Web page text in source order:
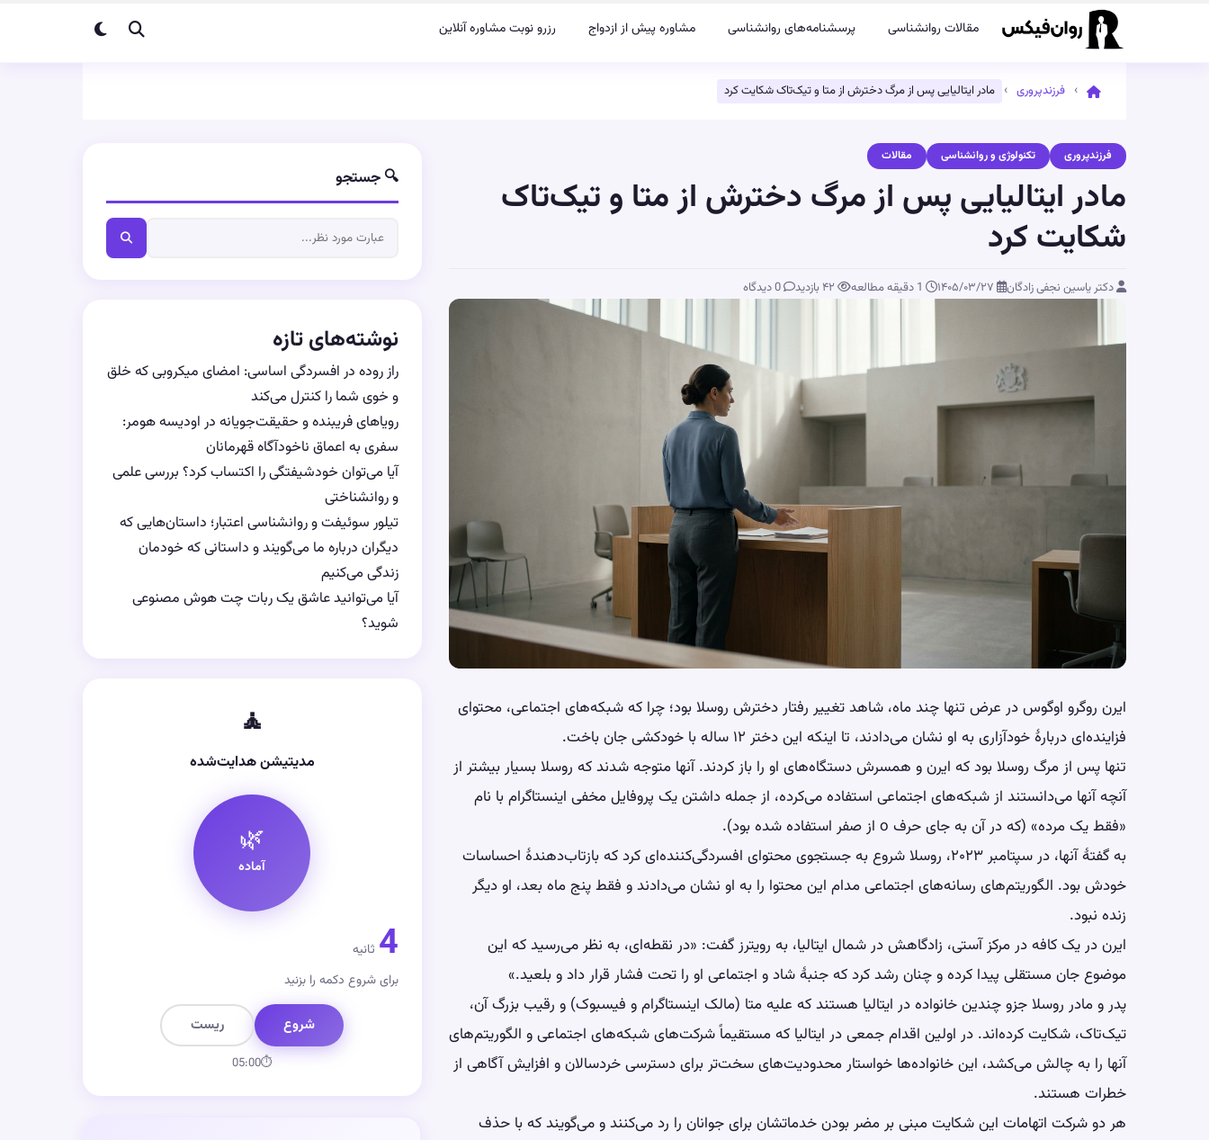
مقالات روانشناسی پرسشنامه‌های روانشناسی مشاوره پیش از ازدواج رزرو نوبت مشاوره آنلاین
› فرزندپروری › مادر ایتالیایی پس از مرگ دخترش از متا و تیک‌تاک شکایت کرد
فرزندپروری تکنولوژی و روانشناسی مقالات
مادر ایتالیایی پس از مرگ دخترش از متا و تیک‌تاک
شکایت کرد
دکتر یاسین نجفی زادگان ۴۲ بازدید
ایرن روگرو اوگوس در عرض تنها چند ماه، شاهد تغییر رفتار دخترش روسلا بود؛ چرا که شبکه‌های اجتماعی، محتوای
فزاینده‌ای دربارهٔ خودآزاری به او نشان می‌دادند، تا اینکه این دختر ۱۲ ساله با خودکشی جان باخت.
تنها پس از مرگ روسلا بود که ایرن و همسرش دستگاه‌های او را باز کردند. آنها متوجه شدند که روسلا بسیار بیشتر از
آنچه آنها می‌دانستند از شبکه‌های اجتماعی استفاده می‌کرده، از جمله داشتن یک پروفایل مخفی اینستاگرام با نام
«فقط یک مرده» (که در آن به جای حرف o از صفر استفاده شده بود).
به گفتهٔ آنها، در سپتامبر ۲۰۲۳، روسلا شروع به جستجوی محتوای افسردگی‌کننده‌ای کرد که بازتاب‌دهندهٔ احساسات
خودش بود. الگوریتم‌های رسانه‌های اجتماعی مدام این محتوا را به او نشان می‌دادند و فقط پنج ماه بعد، او دیگر
زنده نبود.
ایرن در یک کافه در مرکز آستی، زادگاهش در شمال ایتالیا، به رویترز گفت: «در نقطه‌ای، به نظر می‌رسید که این
موضوع جان مستقلی پیدا کرده و چنان رشد کرد که جنبهٔ شاد و اجتماعی او را تحت فشار قرار داد و بلعید.»
پدر و مادر روسلا جزو چندین خانواده در ایتالیا هستند که علیه متا (مالک اینستاگرام و فیسبوک) و رقیب بزرگ آن،
تیک‌تاک، شکایت کرده‌اند. در اولین اقدام جمعی در ایتالیا که مستقیماً شرکت‌های شبکه‌های اجتماعی و الگوریتم‌های
آنها را به چالش می‌کشد، این خانواده‌ها خواستار محدودیت‌های سخت‌تر برای دسترسی خردسالان و افزایش آگاهی از
خطرات هستند.
هر دو شرکت اتهامات این شکایت مبنی بر مضر بودن خدماتشان برای جوانان را رد می‌کنند و می‌گویند که با حذف
🔍 جستجو
نوشته‌های تازه
راز روده در افسردگی اساسی: امضای میکروبی که خلق
و خوی شما را کنترل می‌کند
رویاهای فریبنده و حقیقت‌جویانه در اودیسه هومر:
سفری به اعماق ناخودآگاه قهرمانان
آیا می‌توان خودشیفتگی را اکتساب کرد؟ بررسی علمی
و روانشناختی
تیلور سوئیفت و روانشناسی اعتبار؛ داستان‌هایی که
دیگران درباره ما می‌گویند و داستانی که خودمان
زندگی می‌کنیم
آیا می‌توانید عاشق یک ربات چت هوش مصنوعی
شوید؟
🧘
مدیتیشن هدایت‌شده
🌿
آماده
4 ثانیه
برای شروع دکمه را بزنید
شروع ریست
⏱
05:00